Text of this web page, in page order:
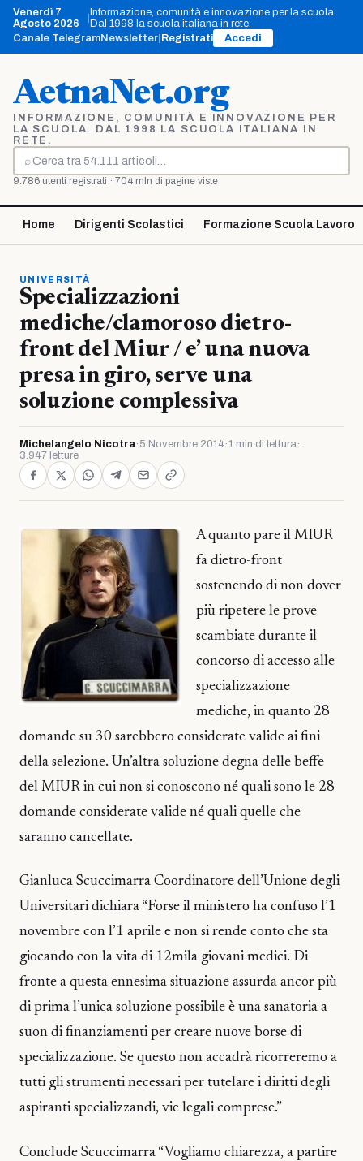
Vai
contenuto
Venerdì 7
Agosto 2026
Informazione, comunità e innovazione per la scuola.
Dal 1998 la scuola italiana in rete.
Canale TelegramNewsletter Registrati Accedi
AetnaNet.org
INFORMAZIONE, COMUNITÀ E INNOVAZIONE PER
LA SCUOLA. DAL 1998 LA SCUOLA ITALIANA IN
RETE.
⌕
Cerca
9.786 utenti registrati · 704 mln di pagine viste
Home Dirigenti Scolastici Formazione Scuola Lavoro
UNIVERSITÀ
Specializzazioni
mediche/clamoroso dietro-
front del Miur / e’ una nuova
presa in giro, serve una
soluzione complessiva
Michelangelo Nicotra· 5 Novembre 2014 ·1 min di lettura·
3.947 letture
A quanto pare il MIUR
fa dietro-front
sostenendo di non dover
più ripetere le prove
scambiate durante il
concorso di accesso alle
specializzazione
mediche, in quanto 28
domande su 30 sarebbero considerate valide ai fini
della selezione. Un’altra soluzione degna delle beffe
del MIUR in cui non si conoscono né quali sono le 28
domande considerate valide né quali quelle che
saranno cancellate.
Gianluca Scuccimarra Coordinatore dell’Unione degli
Universitari dichiara “Forse il ministero ha confuso l’1
novembre con l’1 aprile e non si rende conto che sta
giocando con la vita di 12mila giovani medici. Di
fronte a questa ennesima situazione assurda ancor più
di prima l’unica soluzione possibile è una sanatoria a
suon di finanziamenti per creare nuove borse di
specializzazione. Se questo non accadrà ricorreremo a
tutti gli strumenti necessari per tutelare i diritti degli
aspiranti specializzandi, vie legali comprese.”
Conclude Scuccimarra “Vogliamo chiarezza, a partire